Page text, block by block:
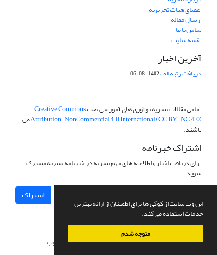
این وب سایت از کوکی ها برای اطمینان از ارائه بهترین
خدمات استفاده می کند.
متوجه شدم
اعضای هیات تحریریه
ارسال مقاله
تماس با ما
نقشه سایت
آخرین اخبار
دریافت رتبه الف1402-08-06
تمامی مقالات نشریه نوآوری های آموزشی تحتCreative Commons
Attribution-NonCommercial 4.0 International (CC BY-NC 4.0)می
باشند.
اشتراک خبرنامه
برای دریافت اخبار و اطلاعیه های مهم نشریه در خبرنامه نشریه مشترک
شوید.
اشتراک
سامانه مدیریت نشریات علمی.طراحی و پیاده سازی از سیناوب